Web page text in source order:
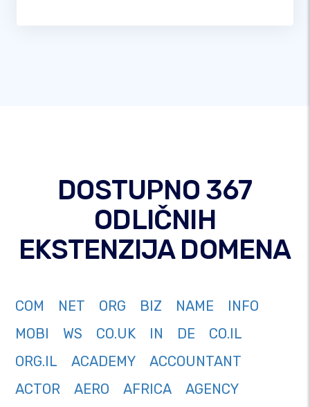
DOSTUPNO 367
ODLIČNIH
EKSTENZIJA DOMENA
COM NET ORG BIZ NAME
INFO
MOBI
WS CO.UK IN DE
CO.IL
ORG.IL
ACADEMY
ACCOUNTANT
ACTOR
AERO AFRICA
AGENCY